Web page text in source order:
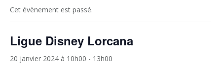
Cet évènement est passé.
Ligue Disney Lorcana
20 janvier 2024 à 10h00 - 13h00